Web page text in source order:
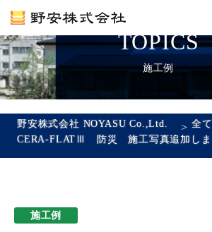
カタログ
瓦ができるまで
TOPICS
施工例
野安株式会社 NOYASU Co.,Ltd. >全て
施工例